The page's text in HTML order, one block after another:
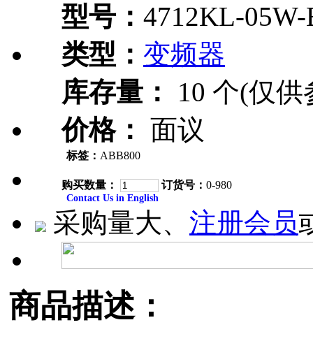
型号： 4712KL-05W-
类型： 变频器
库存量：
10 个(仅供
价格： 面议
标签： ABB800
购买数量： 订货号： 0-980
Contact Us in English
采购量大、 注册会员
商品描述：